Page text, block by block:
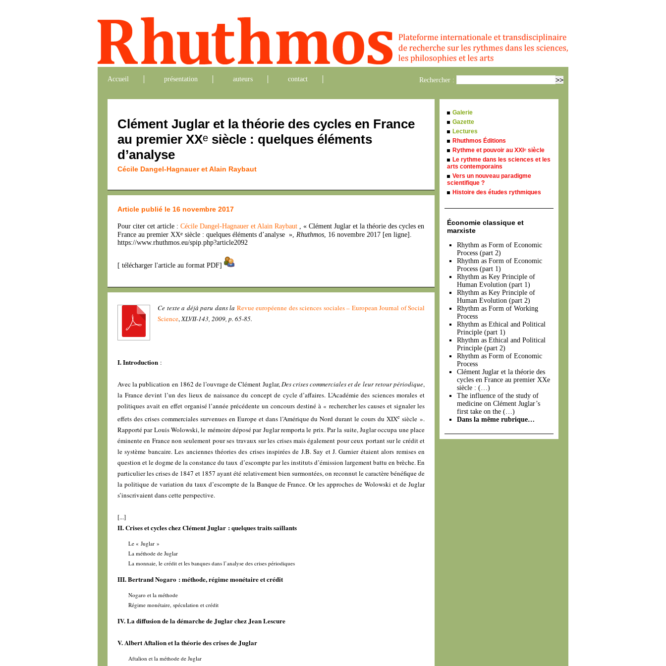
Accueil présentation auteurs contact Rechercher :
Clément Juglar et la théorie des cycles en France
au premier XXe siècle : quelques éléments
d’analyse
Cécile Dangel-Hagnauer et Alain Raybaut
Article publié le 16 novembre 2017
Pour citer cet article : Cécile Dangel-Hagnauer et Alain Raybaut , « Clément Juglar et la théorie des cycles en
France au premier XXe siècle : quelques éléments d’analyse », Rhuthmos , 16 novembre 2017 [en ligne].
https://www.rhuthmos.eu/spip.php?article2092
[ télécharger l'article au format PDF]
Ce texte a déjà paru dans la Revue européenne des sciences sociales – European Journal of Social
Science,XLVII-143, 2009, p. 65-85.
I. Introduction :
Avec la publication en 1862 de l’ouvrage de Clément Juglar,Des crises commerciales et de leur retour périodique,
la France devint l’un des lieux de naissance du concept de cycle d’affaires. L’Académie des sciences morales et
politiques avait en effet organisé l’année précédente un concours destiné à « rechercher les causes et signaler les
effets des crises commerciales survenues en Europe et dans l’Amérique du Nord durant le cours du XIXe siècle ».
Rapporté par Louis Wolowski, le mémoire déposé par Juglar remporta le prix. Par la suite, Juglar occupa une place
éminente en France non seulement pour ses travaux sur les crises mais également pour ceux portant sur le crédit et
le système bancaire. Les anciennes théories des crises inspirées de J.B. Say et J. Garnier étaient alors remises en
question et le dogme de la constance du taux d’escompte par les instituts d’émission largement battu en brèche. En
particulier les crises de 1847 et 1857 ayant été relativement bien surmontées, on reconnut le caractère bénéfique de
la politique de variation du taux d’escompte de la Banque de France. Or les approches de Wolowski et de Juglar
s’inscrivaient dans cette perspective.
[...]
II. Crises et cycles chez Clément Juglar : quelques traits saillants
Le « Juglar »
La méthode de Juglar
La monnaie, le crédit et les banques dans l’analyse des crises périodiques
III. Bertrand Nogaro : méthode, régime monétaire et crédit
Nogaro et la méthode
Régime monétaire, spéculation et crédit
IV. La diffusion de la démarche de Juglar chez Jean Lescure
V. Albert Aftalion et la théorie des crises de Juglar
Aftalion et la méthode de Juglar
Galerie
Gazette
Lectures
Rhuthmos Éditions
Rythme et pouvoir au XXI e siècle
Le rythme dans les sciences et les
arts contemporains
Vers un nouveau paradigme
scientifique ?
Histoire des études rythmiques
Économie classique et
marxiste
Rhythm as Form of Economic
Process (part 2)
Rhythm as Form of Economic
Process (part 1)
Rhythm as Key Principle of
Human Evolution (part 1)
Rhythm as Key Principle of
Human Evolution (part 2)
Rhythm as Form of Working
Process
Rhythm as Ethical and Political
Principle (part 1)
Rhythm as Ethical and Political
Principle (part 2)
Rhythm as Form of Economic
Process
Clément Juglar et la théorie des
cycles en France au premier XXe
siècle : (…)
The influence of the study of
medicine on Clément Juglar’s
first take on the (…)
Dans la même rubrique…